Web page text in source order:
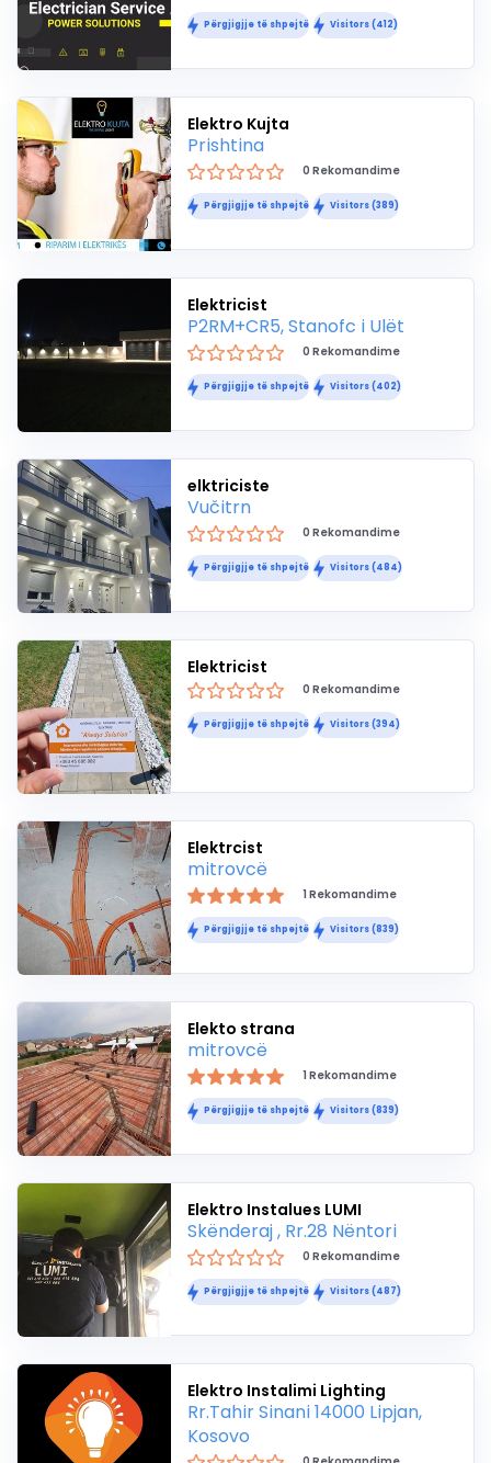
Përgjigjje të shpejtë Visitors (412)
Elektro Kujta
Prishtina
0 Rekomandime
Përgjigjje të shpejtë Visitors (389)
Elektricist
P2RM+CR5, Stanofc i Ulët
0 Rekomandime
Përgjigjje të shpejtë Visitors (402)
elktriciste
Vučitrn
0 Rekomandime
Përgjigjje të shpejtë Visitors (484)
Elektricist
0 Rekomandime
Përgjigjje të shpejtë Visitors (394)
Elektrcist
mitrovcë
1 Rekomandime
Përgjigjje të shpejtë Visitors (839)
Elekto strana
mitrovcë
1 Rekomandime
Përgjigjje të shpejtë Visitors (839)
Elektro Instalues LUMI
Skënderaj , Rr.28 Nëntori
0 Rekomandime
Përgjigjje të shpejtë Visitors (487)
Elektro Instalimi Lighting
Rr.Tahir Sinani 14000 Lipjan,
Kosovo